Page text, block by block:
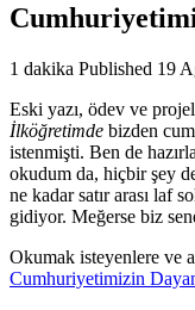
1 dakika Published 19
Eski yazı, ödev ve
İlköğretimde bizden
istenmişti. Ben de
okudum da, hiçbir şey
ne kadar satır arası laf
gidiyor. Meğerse biz
Okumak isteyenlere ve
Cumhuriyetimizin